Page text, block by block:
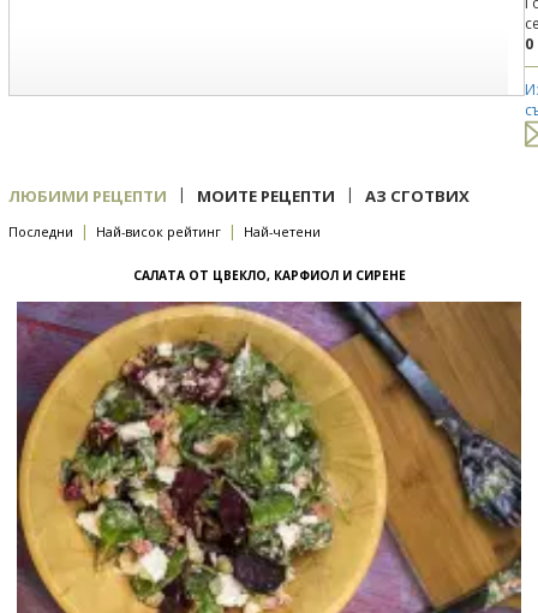
0
ЛЮБИМИ РЕЦЕПТИ | МОИТЕ РЕЦЕПТИ | АЗ СГОТВИХ
Последни | Най-висок рейтинг | Най-четени
САЛАТА ОТ ЦВЕКЛО, КАРФИОЛ И СИРЕНЕ